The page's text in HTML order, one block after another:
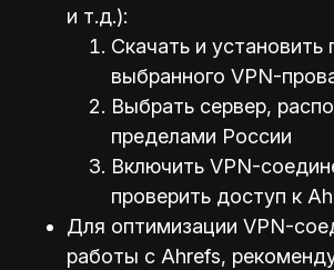
и т.д.):
Скачать и установить
выбранного VPN-
Выбрать сервер,
пределами России
Включить VPN-
проверить доступ к
Для оптимизации VPN-
работы с Ahrefs,